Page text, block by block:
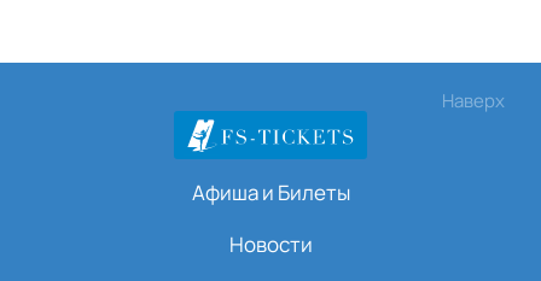
Наверх
Афиша и Билеты
Новости